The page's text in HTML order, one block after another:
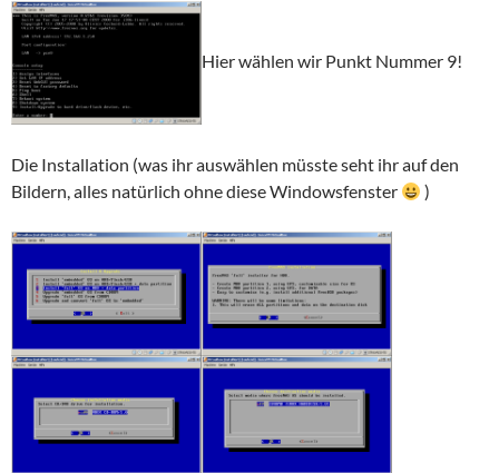
Hier wählen wir Punkt Nummer 9!
Die Installation (was ihr auswählen müsste seht ihr auf den
Bildern, alles natürlich ohne diese Windowsfenster
)